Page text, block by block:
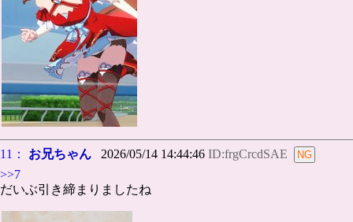
11： お兄ちゃん 2026/05/14 14:44:46 ID:frgCrcdSAE
>>7
だいぶ引き締まりましたね